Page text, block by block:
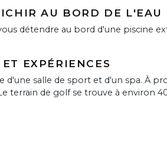
AU BORD DE L'EAU
détendre au bord d'une piscine
EXPÉRIENCES
d'une salle de sport et d'un spa. À
terrain de golf se trouve à environ